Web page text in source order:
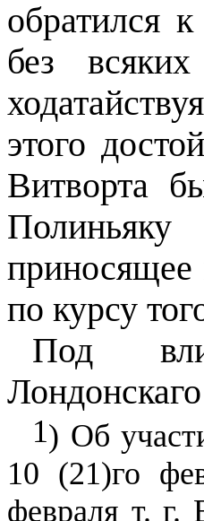
обратился
без
этого
Витворта
приносящее
по курсу
Под
1) Об
10 (21)го
февраля т. г.